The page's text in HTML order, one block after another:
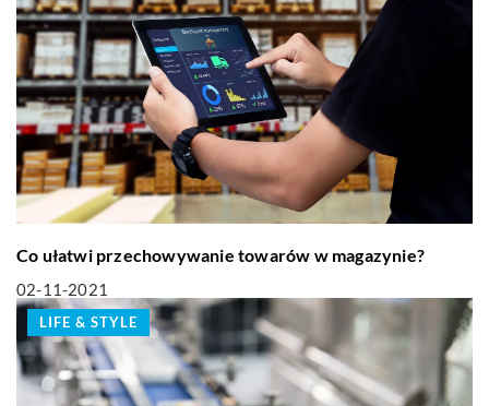
Co ułatwi przechowywanie towarów w magazynie?
02-11-2021
LIFE & STYLE